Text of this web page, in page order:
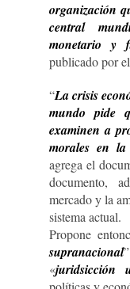
organización
central
monetario y
publicado por
“La crisis
mundo pide
examinen a
morales en
agrega el
documento,
mercado y la
sistema actual.
Propone
supranacional
«juridsicción